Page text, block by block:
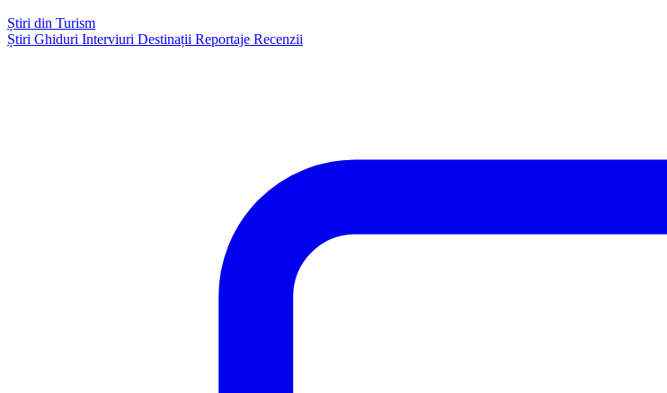
Știri din Turism
Știri Ghiduri Interviuri Destinații Reportaje Recenzii